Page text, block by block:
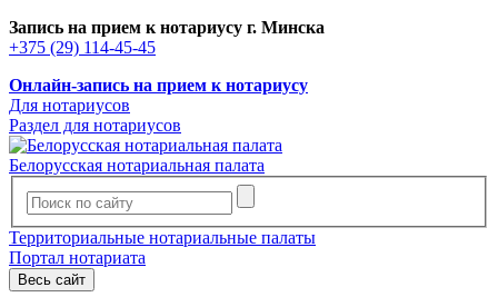
Запись на прием к нотариусу г. Минска
+375 (29) 114-45-45
Онлайн-запись на прием к нотариусу
Для нотариусов
Раздел для нотариусов
Белорусская нотариальная палата
Территориальные нотариальные палаты
Портал нотариата
Весь сайт